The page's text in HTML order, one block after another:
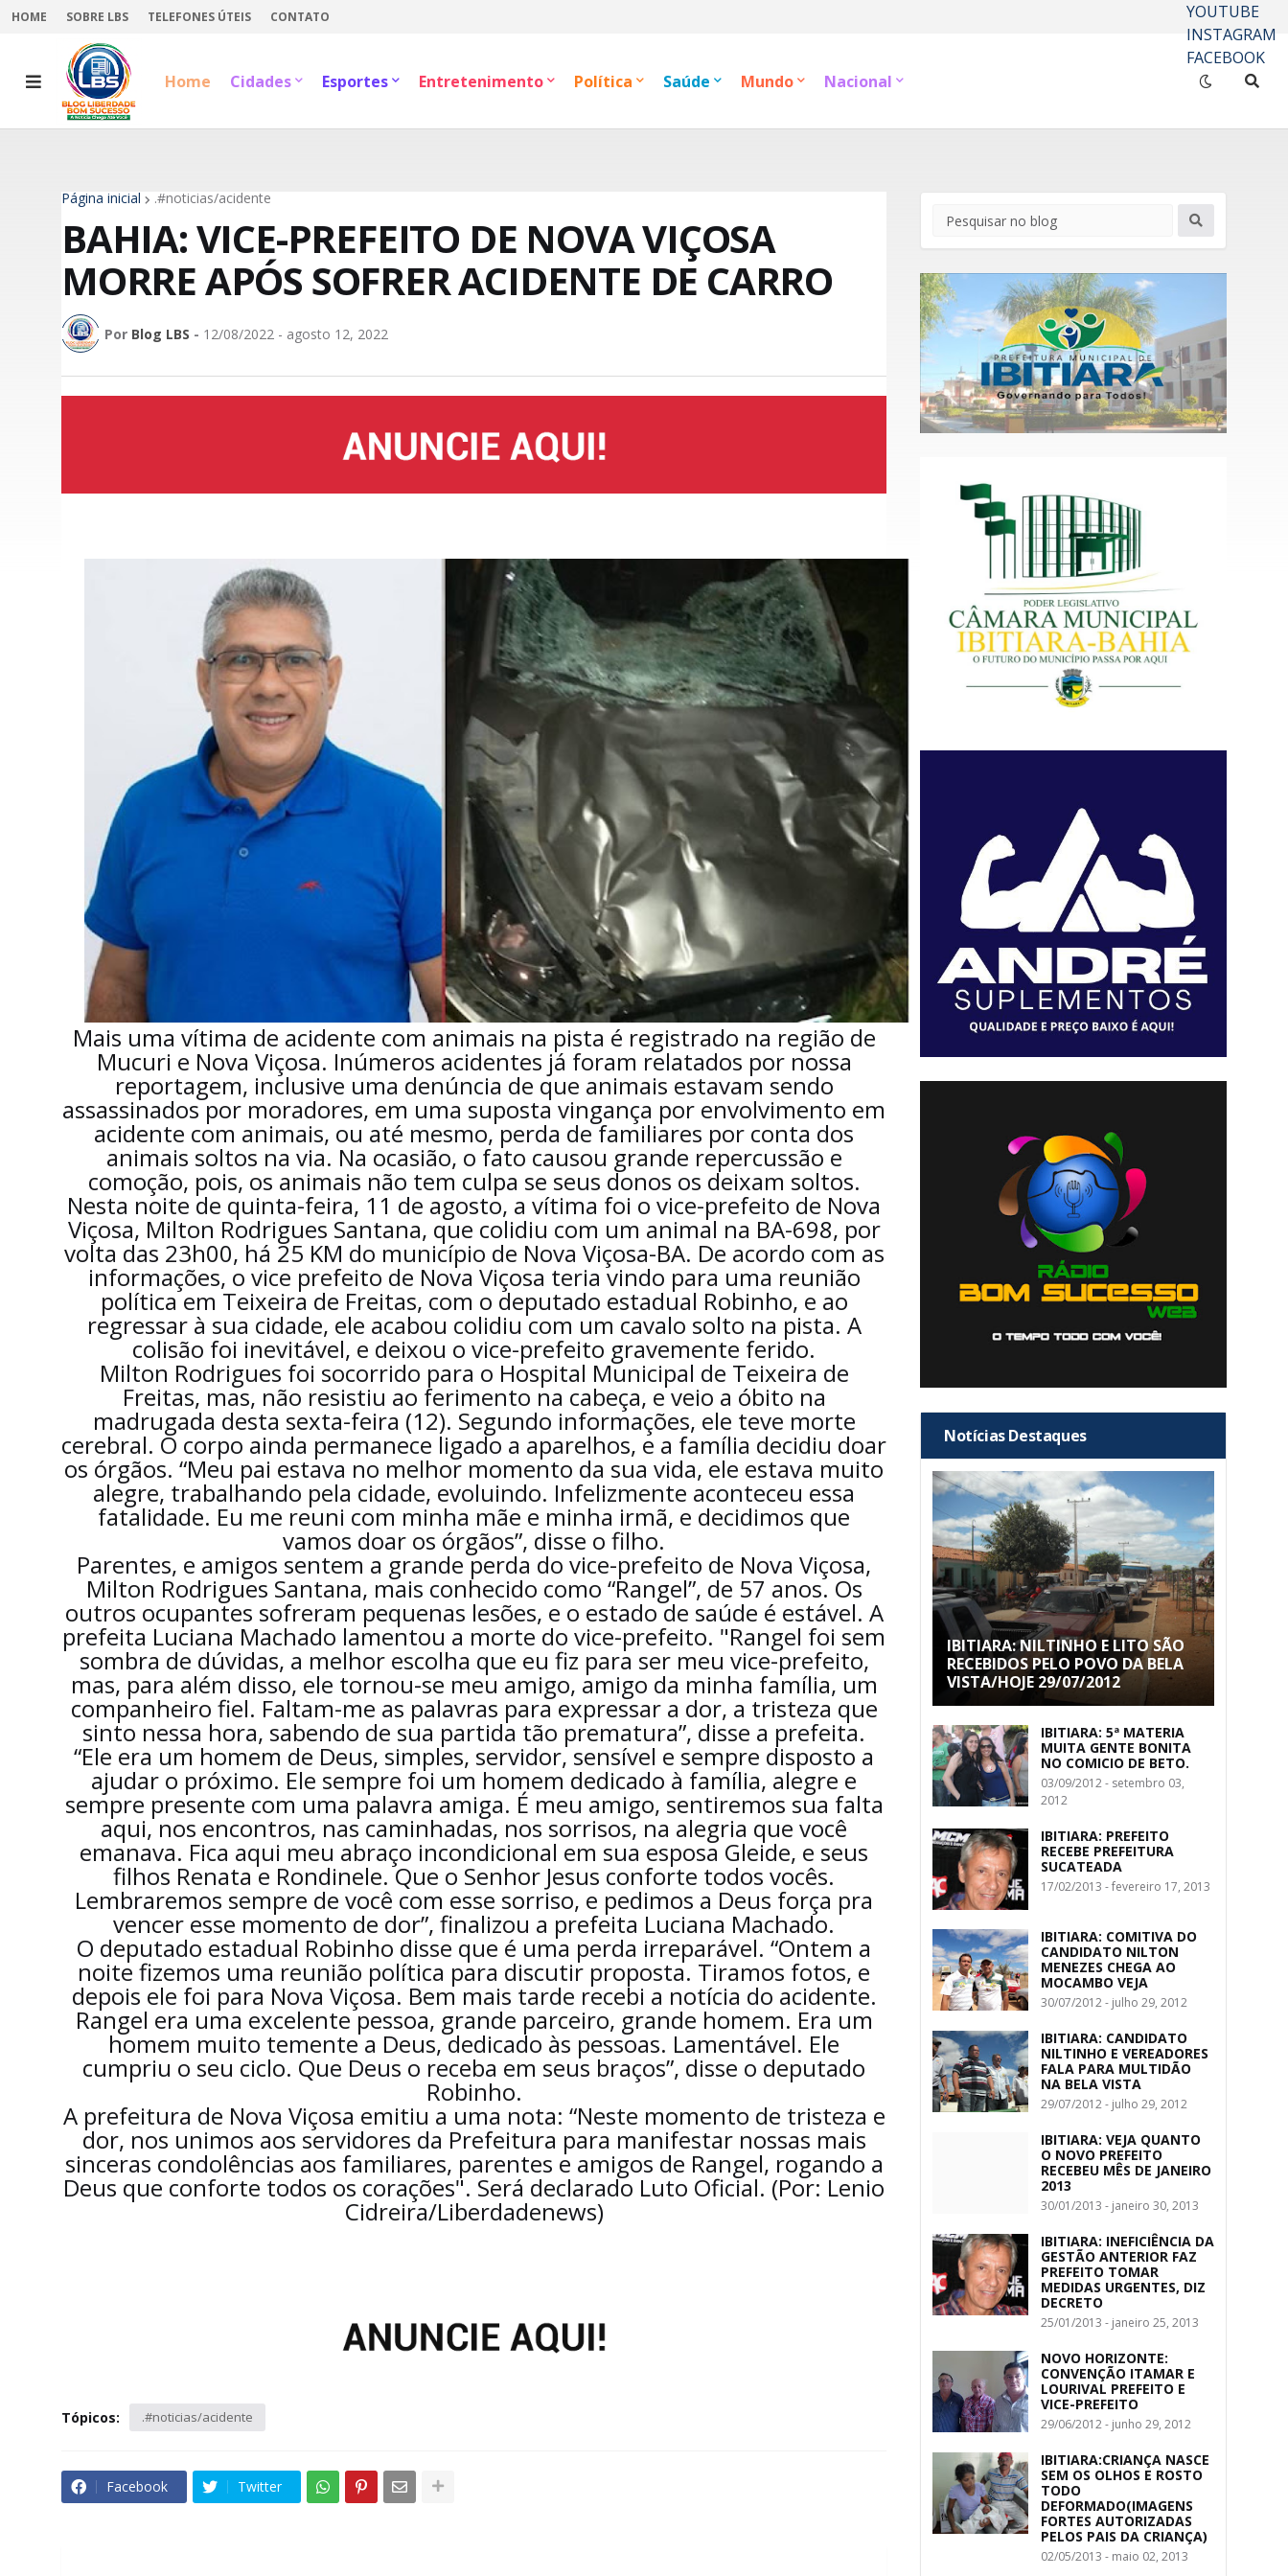
HOME SOBRE LBS TELEFONES ÚTEIS CONTATO
YOUTUBE
INSTAGRAM
FACEBOOK
Home
Cidades Esportes Entretenimento Política Saúde Mundo Nacional
Página inicial .#noticias/acidente
BAHIA: VICE-PREFEITO DE NOVA VIÇOSA
MORRE APÓS SOFRER ACIDENTE DE CARRO
Por Blog LBS - 12/08/2022 - agosto 12, 2022
Mais uma vítima de acidente com animais na pista é registrado na região de
Mucuri e Nova Viçosa. Inúmeros acidentes já foram relatados por nossa
reportagem, inclusive uma denúncia de que animais estavam sendo
assassinados por moradores, em uma suposta vingança por envolvimento em
acidente com animais, ou até mesmo, perda de familiares por conta dos
animais soltos na via. Na ocasião, o fato causou grande repercussão e
comoção, pois, os animais não tem culpa se seus donos os deixam soltos.
Nesta noite de quinta-feira, 11 de agosto, a vítima foi o vice-prefeito de Nova
Viçosa, Milton Rodrigues Santana, que colidiu com um animal na BA-698, por
volta das 23h00, há 25 KM do município de Nova Viçosa-BA. De acordo com as
informações, o vice prefeito de Nova Viçosa teria vindo para uma reunião
política em Teixeira de Freitas, com o deputado estadual Robinho, e ao
regressar à sua cidade, ele acabou colidiu com um cavalo solto na pista. A
colisão foi inevitável, e deixou o vice-prefeito gravemente ferido.
Milton Rodrigues foi socorrido para o Hospital Municipal de Teixeira de
Freitas, mas, não resistiu ao ferimento na cabeça, e veio a óbito na
madrugada desta sexta-feira (12). Segundo informações, ele teve morte
cerebral. O corpo ainda permanece ligado a aparelhos, e a família decidiu doar
os órgãos. “Meu pai estava no melhor momento da sua vida, ele estava muito
alegre, trabalhando pela cidade, evoluindo. Infelizmente aconteceu essa
fatalidade. Eu me reuni com minha mãe e minha irmã, e decidimos que
vamos doar os órgãos”, disse o filho.
Parentes, e amigos sentem a grande perda do vice-prefeito de Nova Viçosa,
Milton Rodrigues Santana, mais conhecido como “Rangel”, de 57 anos. Os
outros ocupantes sofreram pequenas lesões, e o estado de saúde é estável. A
prefeita Luciana Machado lamentou a morte do vice-prefeito. "Rangel foi sem
sombra de dúvidas, a melhor escolha que eu fiz para ser meu vice-prefeito,
mas, para além disso, ele tornou-se meu amigo, amigo da minha família, um
companheiro fiel. Faltam-me as palavras para expressar a dor, a tristeza que
sinto nessa hora, sabendo de sua partida tão prematura”, disse a prefeita.
“Ele era um homem de Deus, simples, servidor, sensível e sempre disposto a
ajudar o próximo. Ele sempre foi um homem dedicado à família, alegre e
sempre presente com uma palavra amiga. É meu amigo, sentiremos sua falta
aqui, nos encontros, nas caminhadas, nos sorrisos, na alegria que você
emanava. Fica aqui meu abraço incondicional em sua esposa Gleide, e seus
filhos Renata e Rondinele. Que o Senhor Jesus conforte todos vocês.
Lembraremos sempre de você com esse sorriso, e pedimos a Deus força pra
vencer esse momento de dor”, finalizou a prefeita Luciana Machado.
O deputado estadual Robinho disse que é uma perda irreparável. “Ontem a
noite fizemos uma reunião política para discutir proposta. Tiramos fotos, e
depois ele foi para Nova Viçosa. Bem mais tarde recebi a notícia do acidente.
Rangel era uma excelente pessoa, grande parceiro, grande homem. Era um
homem muito temente a Deus, dedicado às pessoas. Lamentável. Ele
cumpriu o seu ciclo. Que Deus o receba em seus braços”, disse o deputado
Robinho.
A prefeitura de Nova Viçosa emitiu a uma nota: “Neste momento de tristeza e
dor, nos unimos aos servidores da Prefeitura para manifestar nossas mais
sinceras condolências aos familiares, parentes e amigos de Rangel, rogando a
Deus que conforte todos os corações". Será declarado Luto Oficial. (Por: Lenio
Cidreira/Liberdadenews)
Tópicos: .#noticias/acidente
Facebook Twitter
Notícias Destaques
IBITIARA: NILTINHO E LITO SÃO
RECEBIDOS PELO POVO DA BELA
VISTA/HOJE 29/07/2012
IBITIARA: 5ª MATERIA
MUITA GENTE BONITA
NO COMICIO DE BETO.
03/09/2012 - setembro 03,
2012
IBITIARA: PREFEITO
RECEBE PREFEITURA
SUCATEADA
17/02/2013 - fevereiro 17, 2013
IBITIARA: COMITIVA DO
CANDIDATO NILTON
MENEZES CHEGA AO
MOCAMBO VEJA
30/07/2012 - julho 29, 2012
IBITIARA: CANDIDATO
NILTINHO E VEREADORES
FALA PARA MULTIDÃO
NA BELA VISTA
29/07/2012 - julho 29, 2012
IBITIARA: VEJA QUANTO
O NOVO PREFEITO
RECEBEU MÊS DE JANEIRO
2013
30/01/2013 - janeiro 30, 2013
IBITIARA: INEFICIÊNCIA DA
GESTÃO ANTERIOR FAZ
PREFEITO TOMAR
MEDIDAS URGENTES, DIZ
DECRETO
25/01/2013 - janeiro 25, 2013
NOVO HORIZONTE:
CONVENÇÃO ITAMAR E
LOURIVAL PREFEITO E
VICE-PREFEITO
29/06/2012 - junho 29, 2012
IBITIARA:CRIANÇA NASCE
SEM OS OLHOS E ROSTO
TODO
DEFORMADO(IMAGENS
FORTES AUTORIZADAS
PELOS PAIS DA CRIANÇA)
02/05/2013 - maio 02, 2013